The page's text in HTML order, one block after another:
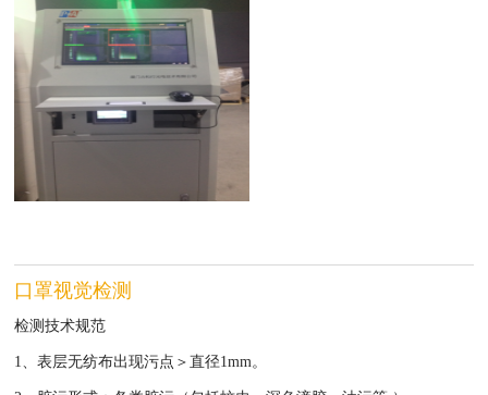
口罩视觉检测
检测技术规范
1、 表层无纺布出现污点＞直径1mm。